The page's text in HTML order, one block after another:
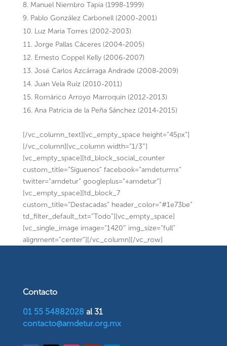
Manuel Niembro Tapia (1998-1999)
Pablo González Carbonell (2000-2001)
Luz Maria Torres (2002-2003)
Jorge Pallas Cáceres (2004-2005)
Ernesto Coppel Kelly (2006-2007)
José Carlos Azcárraga Andrade (2008-2009)
Juan Vela Ruíz (2010-2011)
Romárico Arroyo Marroquín (2012-2013)
Ana Patricia de la Peña Sánchez (2014-2015)
[/vc_column_text][vc_empty_space height=”45px”]
[/vc_column][vc_column width=”1/3″]
[vc_empty_space][td_block_social_counter
custom_title=”Síguenos” facebook=”amdeturmx”
twitter=”amdetur” googleplus=”+amdetur”]
[vc_empty_space][td_block_7
custom_title=”Destacadas” header_color=”#1e73be”
td_filter_default_txt=”Todo”][vc_empty_space]
[vc_single_image image=”1420″ img_size=”full”
alignment=”center”][/vc_column][/vc_row]
Contacto
01 55 54882028 al 31
contacto@amdetur.org.mx